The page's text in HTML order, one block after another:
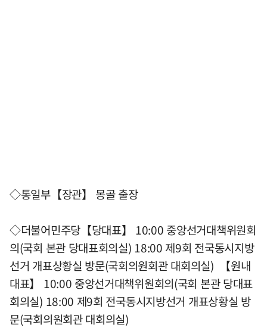
◇통일부【장관】 몽골 출장
◇더불어민주당【당대표】 10:00 중앙선거대책위원회
의(국회 본관 당대표회의실) 18:00 제9회 전국동시지방
선거 개표상황실 방문(국회의원회관 대회의실) 【원내
대표】 10:00 중앙선거대책위원회의(국회 본관 당대표
회의실) 18:00 제9회 전국동시지방선거 개표상황실 방
문(국회의원회관 대회의실)